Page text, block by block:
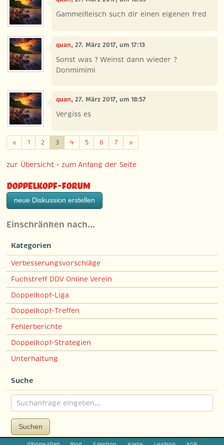
Gammelfleisch such dir einen eigenen fred
quan, 27. März 2017, um 17:13
Sonst was ? Weinst dann wieder ?
Donmimimi
quan, 27. März 2017, um 18:57
Vergiss es
«Zurück
1 2 3 4 5 6 7 »Weiter
zur Übersicht •zum Anfang der Seite
Doppelkopf-Forum
neue Diskussion erstellen
Einschränken nach…
Kategorien
Verbesserungsvorschläge
Fuchstreff DDV Online Verein
Doppelkopf-Liga
Doppelkopf-Treffen
Fehlerberichte
Doppelkopf-Strategien
Unterhaltung
Suche
Suchen